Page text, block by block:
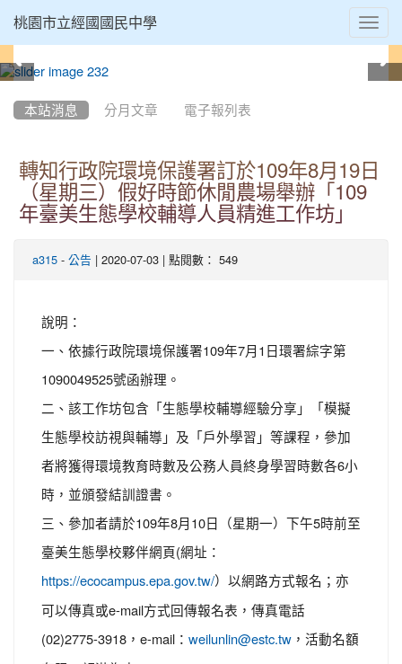
桃園市立經國國民中學
本站消息 分月文章 電子報列表
轉知行政院環境保護署訂於109年8月19日
（星期三）假好時節休閒農場舉辦「109
年臺美生態學校輔導人員精進工作坊」
a315 - 公告 | 2020-07-03 | 點閱數： 549
說明：
一、依據行政院環境保護署109年7月1日環署綜字第
1090049525號函辦理。
二、該工作坊包含「生態學校輔導經驗分享」「模擬
生態學校訪視與輔導」及「戶外學習」等課程，參加
者將獲得環境教育時數及公務人員終身學習時數各6小
時，並頒發結訓證書。
三、參加者請於109年8月10日（星期一）下午5時前至
臺美生態學校夥伴網頁(網址：
https://ecocampus.epa.gov.tw/）以網路方式報名；亦
可以傳真或e-mail方式回傳報名表，傳真電話
(02)2775-3918，e-mail： weilunlin@estc.tw ，活動名額